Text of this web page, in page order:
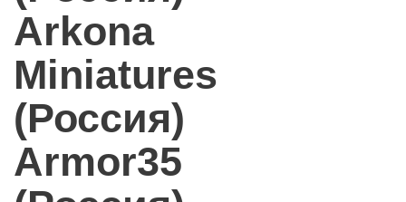
Arkona
Miniatures
(Россия)
Armor35